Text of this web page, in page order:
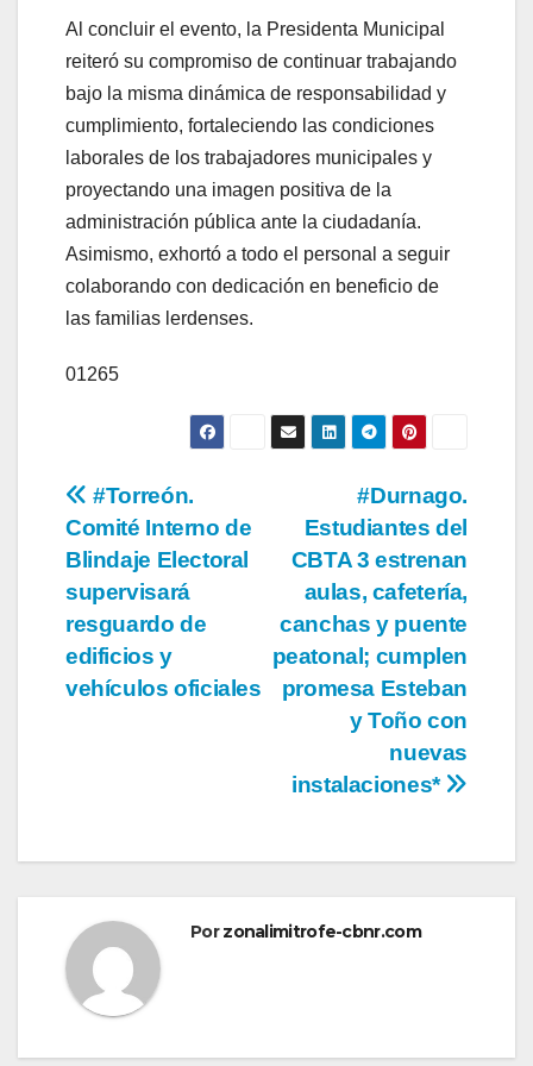
Al concluir el evento, la Presidenta Municipal
reiteró su compromiso de continuar trabajando
bajo la misma dinámica de responsabilidad y
cumplimiento, fortaleciendo las condiciones
laborales de los trabajadores municipales y
proyectando una imagen positiva de la
administración pública ante la ciudadanía.
Asimismo, exhortó a todo el personal a seguir
colaborando con dedicación en beneficio de
las familias lerdenses.
01265
Navegación
de
entradas
#Durnago.
Estudiantes del
CBTA 3 estrenan
aulas, cafetería,
canchas y puente
peatonal; cumplen
promesa Esteban
y Toño con
nuevas
instalaciones*
#Torreón.
Comité Interno de
Blindaje Electoral
supervisará
resguardo de
edificios y
vehículos oficiales
Porzonalimitrofe-cbnr.com